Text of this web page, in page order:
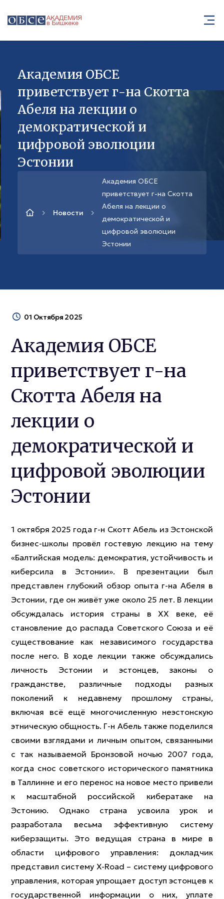
Академия ОБСЕ
приветствует г-на Скотта
Абеля на лекции о
демократической и
цифровой эволюции
Эстонии
Новости
Академия ОБСЕ
приветствует г-на Скотта
Абеля на лекции о
демократической и
цифровой эволюции
Эстонии
01 Октября 2025
Академия ОБСЕ
приветствует г-на
Скотта Абеля на
лекции о
демократической и
цифровой эволюции
Эстонии
1 октября 2025 года г-н Скотт Абель из Эстонской
бизнес-школы провёл гостевую лекцию на тему
«Балтийская модель: демократия, устойчивость и
киберсила в Эстонии». В презентации был
представлен глубокий обзор опыта г-на Абеля в
Эстонии, где он живёт уже около 25 лет. В лекции
обсуждалась история страны в XX веке, её
становление до распада Советского Союза и её
существование как независимого государства
после него. В ходе лекции также обсуждались
личность Эстонии и эстонцев, законы о
гражданстве, различные подходы разных
поколений к недавнему прошлому страны,
включая всё ещё многочисленную неэстонскую
этническую общность. Г-н Абель также поделился
своими взглядами и личным опытом, связанными
с так называемой Бронзовой ночью 2007 года,
когда снос советского исторического памятника
в Таллинне и его перенос на новое место привели
к масштабной российской кибератаке на
Эстонию. Однако страна усвоила урок и
разработала весьма эффективную систему
киберзащиты. Это ведущая страна в мире в
области цифрового управления: докладчик
представил систему X-Road – систему цифрового
управления, которая упрощает доступ эстонцев к
государственной информации о них, уплате